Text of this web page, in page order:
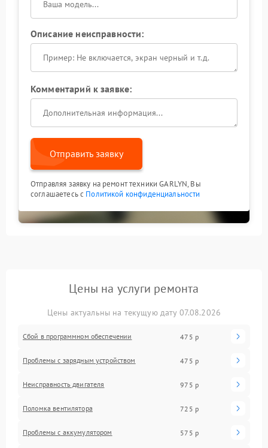
Описание неисправности:
Комментарий к заявке:
Отправить заявку
Отправляя заявку на ремонт техники GARLYN, Вы
соглашаетесь с Политикой конфиденциальности
Цены на услуги ремонта
Цены актуальны на текущую дату 07.08.2026
Сбой в программном обеспечении 475 р
Проблемы с зарядным устройством 475 р
Неисправность двигателя 975 р
Поломка вентилятора 725 р
Проблемы с аккумулятором 575 р